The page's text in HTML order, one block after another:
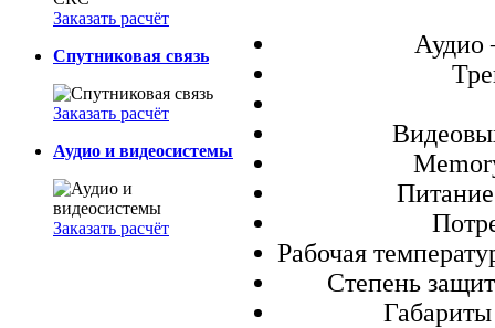
Заказать расчёт
Спутниковая связь
Заказать расчёт
Аудио и видеосистемы
Заказать расчёт
Аудио
Рабочая
Степень